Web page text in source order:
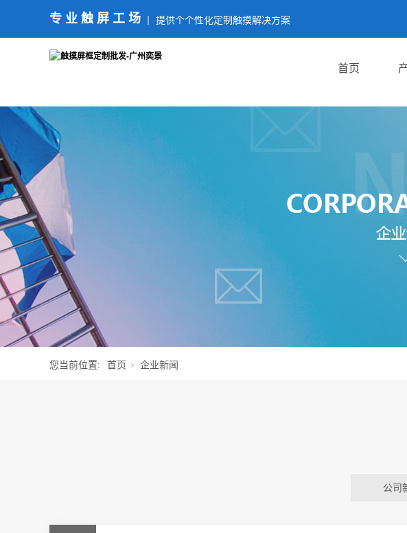
专业触屏工场 提供个个性化定制触摸解决方案
首页
您当前位置: 首页 企业新闻
公司